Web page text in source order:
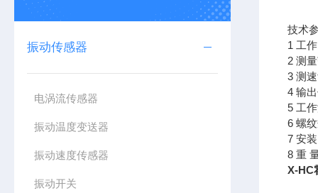
振动传感器
电涡流传感器
振动温度变送器
振动速度传感器
振动开关
技术
1 工
2 测
3 测
4 输
5 工
6 螺
7 安
8 重
X-HC